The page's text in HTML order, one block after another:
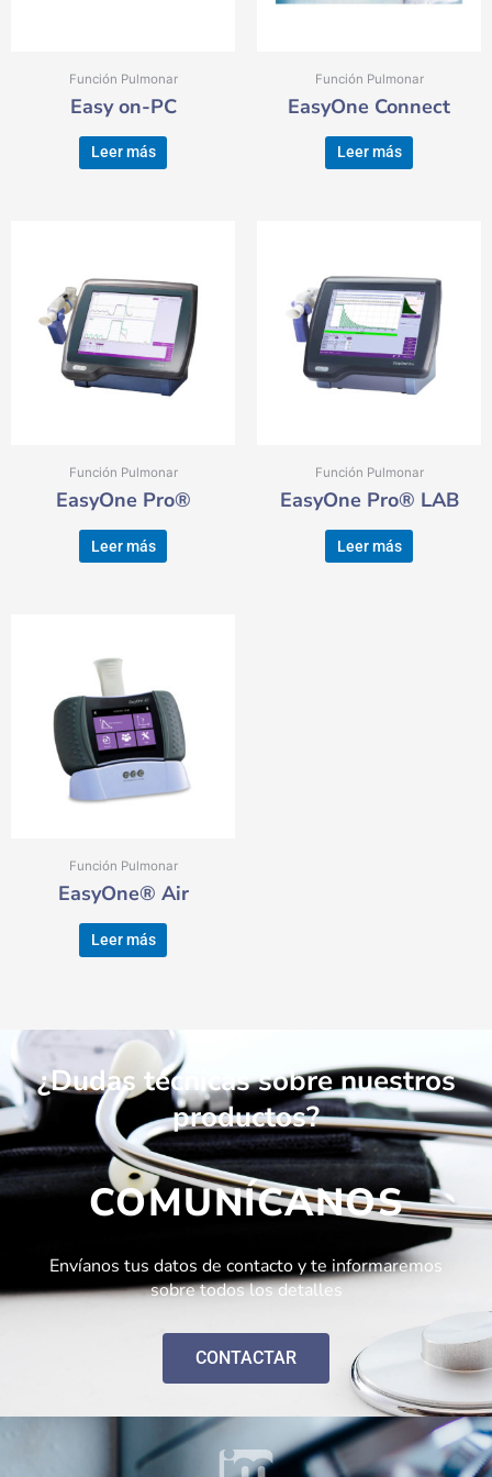
Función Pulmonar
Easy on-PC
Leer más
Función Pulmonar
EasyOne Connect
Leer más
Función Pulmonar
EasyOne Pro®
Leer más
Función Pulmonar
EasyOne Pro® LAB
Leer más
Función Pulmonar
EasyOne® Air
Leer más
¿Dudas técnicas sobre nuestros
productos?
COMUNÍCANOS
Envíanos tus datos de contacto y te informaremos
sobre todos los detalles
CONTACTAR